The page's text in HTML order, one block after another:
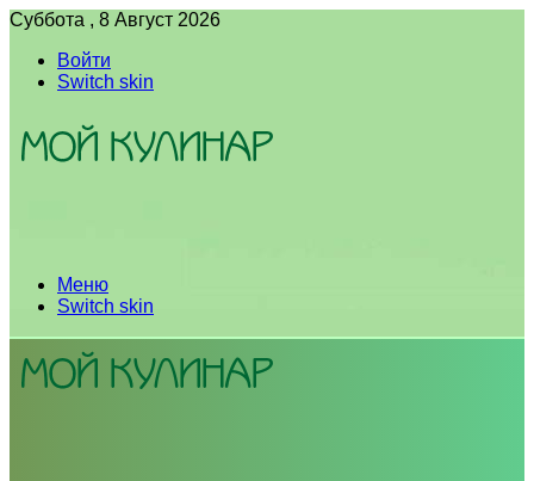
Суббота , 8 Август 2026
Войти
Switch skin
Меню
Switch skin